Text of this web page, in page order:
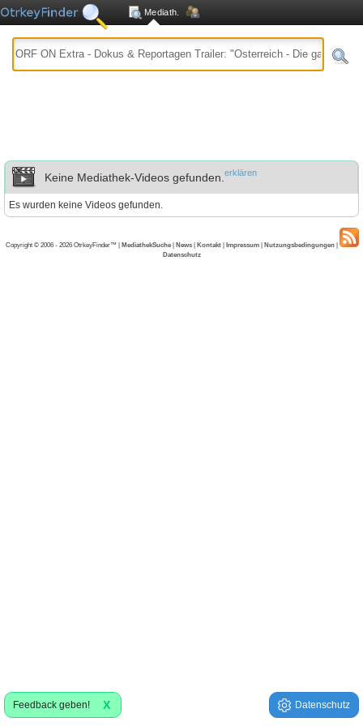
Mediath.
Keine Mediathek-Videos gefunden. erklären
Es wurden keine Videos gefunden.
Copyright © 2006 - 2026 OtrkeyFinder™ | MediathekSuche | News | Kontakt | Impressum | Nutzungsbedingungen |
Datenschutz
Feedback geben! X Datenschutz